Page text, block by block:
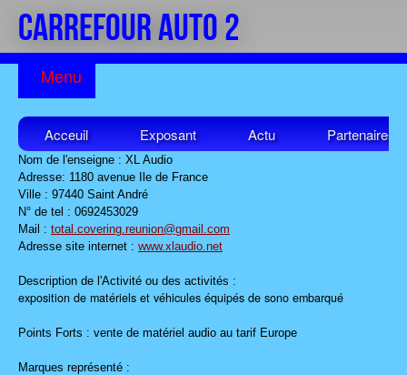
CARREFOUR AUTO 2
Acceuil Exposant Actu Partenaires
Nom de l'enseigne : XL Audio
Adresse: 1180 avenue Ile de France
Ville : 97440 Saint André
N° de tel : 0692453029
Mail : total.covering.reunion@gmail.com
Adresse site internet : www.xlaudio.net
Description de l'Activité ou des activités :
exposition de matériels et véhicules équipés de sono embarqué
Points Forts : vente de matériel audio au tarif Europe
Marques représenté :